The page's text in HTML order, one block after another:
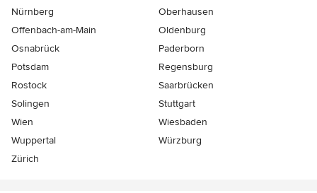
Nürnberg
Oberhausen
Offenbach-am-Main
Oldenburg
Osnabrück
Paderborn
Potsdam
Regensburg
Rostock
Saarbrücken
Solingen
Stuttgart
Wien
Wiesbaden
Wuppertal
Würzburg
Zürich